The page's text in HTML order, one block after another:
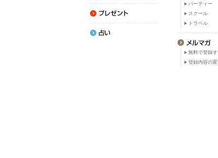
パーティー
スクール
トラベル
無料で登録
登録内容の